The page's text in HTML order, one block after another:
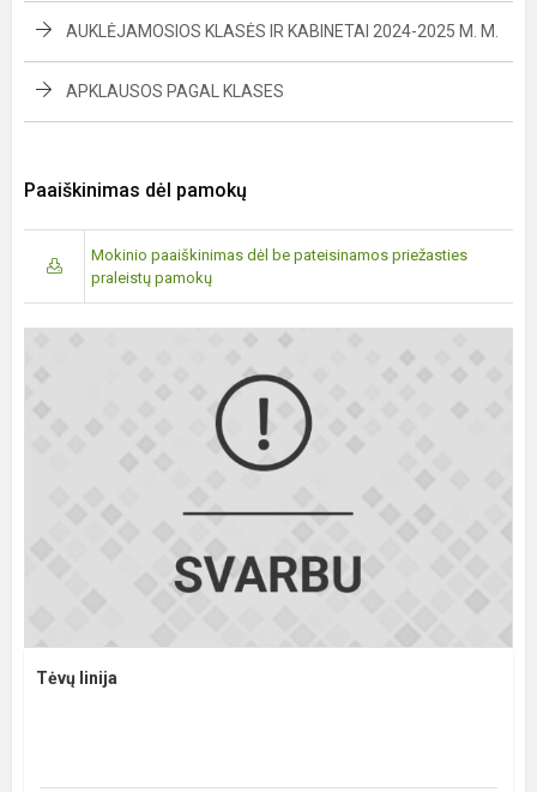
AUKLĖJAMOSIOS KLASĖS IR KABINETAI 2024-2025 M. M.
APKLAUSOS PAGAL KLASES
Paaiškinimas dėl pamokų
Mokinio paaiškinimas dėl be pateisinamos priežasties
praleistų pamokų
Tėvų linija